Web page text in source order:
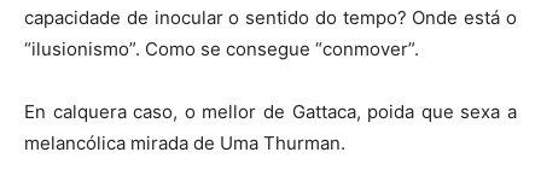
capacidade de inocular o sentido do tempo? Onde está o
“ilusionismo”. Como se consegue “conmover”.
En calquera caso, o mellor de Gattaca, poida que sexa a
melancólica mirada de Uma Thurman.